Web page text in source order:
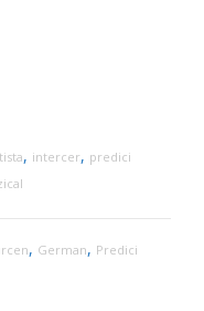
, intercer, predici
, German, Predici